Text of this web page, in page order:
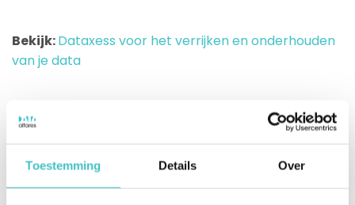
Toestemming Details Over
Bekijk:Dataxess voor het verrijken en onderhouden
van je data
Conclusie: een pleidooi voor data
Deze aanbevelingen en best practices zijn slechts